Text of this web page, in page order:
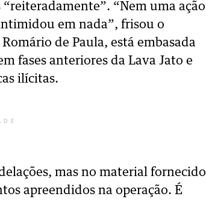
“Nem uma ação
em nada”, frisou o
de Paula, está embasada
fases anteriores da Lava Jato e
ilícitas.
mas no material fornecido
apreendidos na operação. É